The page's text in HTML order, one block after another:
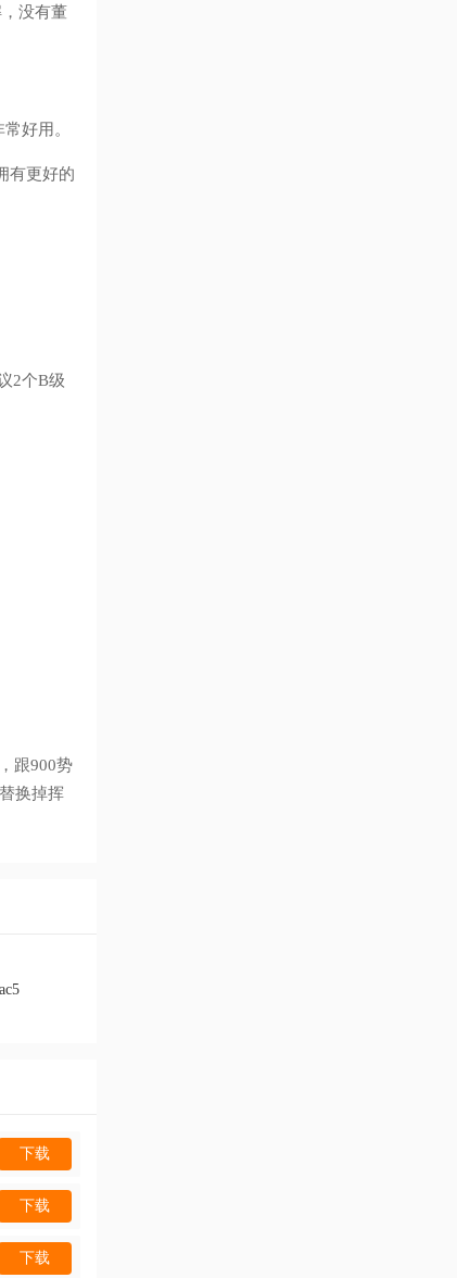
没有董
好用。
有更好的
2个B级
跟900势
换掉挥
下载
下载
下载